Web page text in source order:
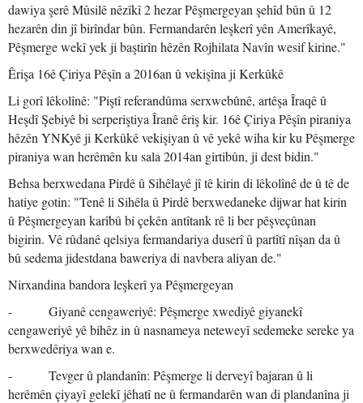
dawiya şerê Mûsilê nêzîkî 2 hezar Pêşmergeyan şehîd bûn û 12
hezarên din jî birîndar bûn. Fermandarên leşkerî yên Amerîkayê,
Pêşmerge wekî yek ji baştirîn hêzên Rojhilata Navîn wesif kirine."
Êrişa 16ê Çiriya Pêşîn a 2016an û vekişîna ji Kerkûkê
Li gorî lêkolînê: "Piştî referandûma serxwebûnê, artêşa Îraqê û
Heşdî Şebiyê bi serperiştiya Îranê êriş kir. 16ê Çiriya Pêşîn piraniya
hêzên YNKyê ji Kerkûkê vekişiyan û vê yekê wiha kir ku Pêşmerge
piraniya wan herêmên ku sala 2014an girtibûn, ji dest bidin."
Behsa berxwedana Pirdê û Sihêlayê jî tê kirin di lêkolînê de û tê de
hatiye gotin: "Tenê li Sihêla û Pirdê berxwedaneke dijwar hat kirin
û Pêşmergeyan karîbû bi çekên antîtank rê li ber pêşveçûnan
bigirin. Vê rûdanê qelsiya fermandariya duserî û partîtî nîşan da û
bû sedema jidestdana baweriya di navbera aliyan de."
Nirxandina bandora leşkerî ya Pêşmergeyan
- Giyanê cengaweriyê: Pêşmerge xwediyê giyanekî
cengaweriyê yê bihêz in û nasnameya neteweyî sedemeke sereke ya
berxwedêriya wan e.
- Tevger û plandanîn: Pêşmerge li derveyî bajaran û li
herêmên çiyayî gelekî jêhatî ne û fermandarên wan di plandanîna ji